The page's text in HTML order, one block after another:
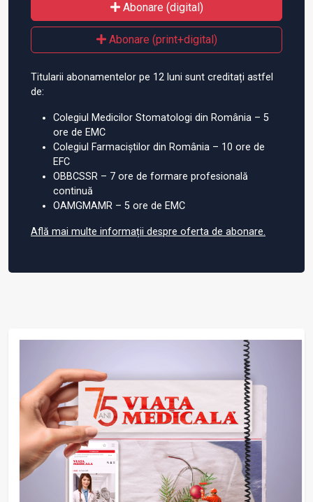
Abonare (digital)
Abonare (print+digital)
Titularii abonamentelor pe 12 luni sunt creditați astfel
de:
Colegiul Medicilor Stomatologi din România – 5
ore de EMC
Colegiul Farmaciștilor din România – 10 ore de
EFC
OBBCSSR – 7 ore de formare profesională
continuă
OAMGMAMR – 5 ore de EMC
Află mai multe informații despre oferta de abonare.